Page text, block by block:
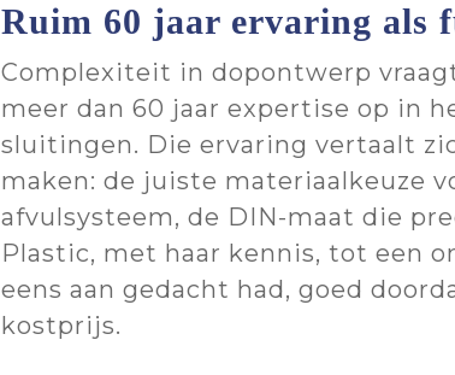
Ruim 60 jaar ervaring als
Complexiteit in dopontwerp
meer dan 60 jaar expertise op in
sluitingen. Die ervaring vertaalt
maken: de juiste materiaalkeuze
afvulsysteem, de DIN-maat die
Plastic, met haar kennis, tot een
eens aan gedacht had, goed
kostprijs.